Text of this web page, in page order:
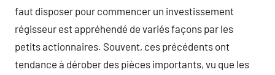
faut disposer pour commencer un investissement
régisseur est appréhendé de variés façons par les
petits actionnaires. Souvent, ces précédents ont
tendance à dérober des pièces importants, vu que les